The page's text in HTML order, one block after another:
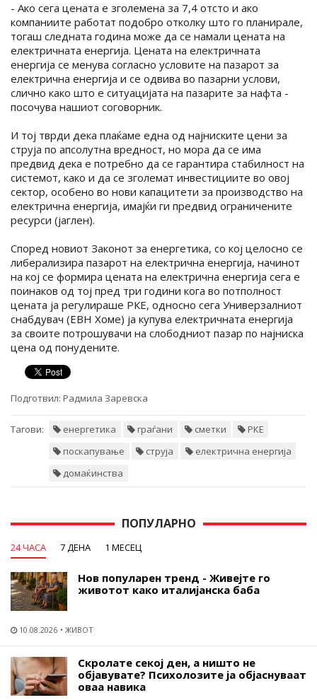
- Ако сега цената е зголемена за 7,4 отсто и ако
компаниите работат подобро отколку што го планирале,
тогаш следната година може да се намали цената на
електричната енергија. Цената на електричната
енергија се менува согласно условите на пазарот за
електрична енергија и се одвива во пазарни услови,
слично како што е ситуацијата на пазарите за нафта -
посочува нашиот соговорник.
И тој тврди дека плаќаме една од најниските цени за
струја по апсолутна вредност, но мора да се има
предвид дека е потребно да се гарантира стабилност на
системот, како и да се зголемат инвестициите во овој
сектор, особено во нови капацитети за производство на
електрична енергија, имајќи ги предвид ограничените
ресурси (јаглен).
Според новиот Законот за енергетика, со кој целосно се
либерализира пазарот на електрична енергија, начинот
на кој се формира цената на електрична енергија сега е
поинаков од тој пред три години кога во потполност
цената ја регулираше РКЕ, односно сега Универзалниот
снабдувач (ЕВН Хоме) ја купува електричната енергија
за своите потрошувачи на слободниот пазар по најниска
цена од понудените.
Подготвил: Радмила Заревска
Тагови: енергетика граѓани сметки
РКЕ
поскапување
струја
електрична енергија
домаќинства
ПОПУЛАРНО
24 ЧАСА 7 ДЕНА 1 МЕСЕЦ
Нов популарен тренд - Живејте го
животот како италијанска баба
10.08.2026 ЖИВОТ
Скролате секој ден, а ништо не
објавувате? Психолозите ја објаснуваат
оваа навика